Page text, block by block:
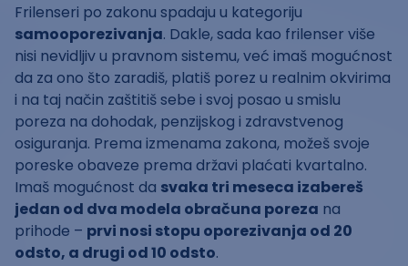
Frilenseri po zakonu spadaju u kategoriju
samooporezivanja. Dakle, sada kao frilenser više
nisi nevidljiv u pravnom sistemu, već imaš mogućnost
da za ono što zaradiš, platiš porez u realnim okvirima
i na taj način zaštitiš sebe i svoj posao u smislu
poreza na dohodak, penzijskog i zdravstvenog
osiguranja. Prema izmenama zakona, možeš svoje
poreske obaveze prema državi plaćati kvartalno.
Imaš mogućnost da svaka tri meseca izabereš
jedan od dva modela obračuna poreza na
prihode – prvi nosi stopu oporezivanja od 20
odsto, a drugi od 10 odsto.